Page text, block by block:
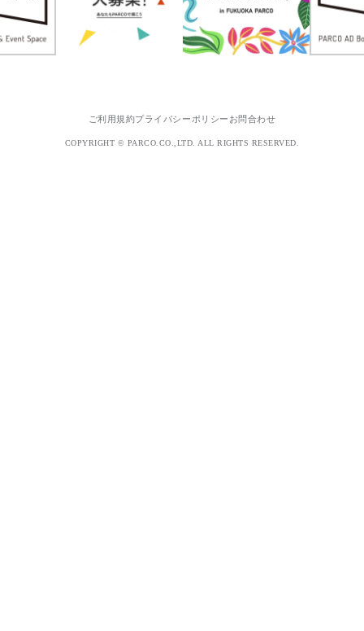
ご利用規約プライバシーポリシー お問合わせ
COPYRIGHT © PARCO.CO.,LTD. ALL RIGHTS RESERVED.